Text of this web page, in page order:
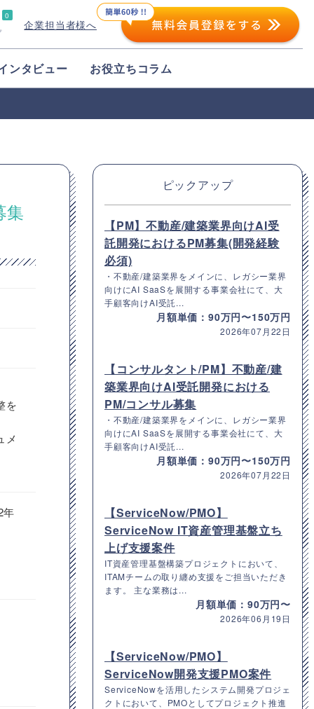
0
企業担当者様へ
ンタビュー お役立ちコラム
集
を
メ
年
ピックアップ
【PM】不動産/建築業界向けAI受
託開発におけるPM募集(開発経験
必須)
・不動産/建築業界をメインに、レガシー業界
向けにAI SaaSを展開する事業会社にて、大
手顧客向けAI受託...
月額単価：90万円〜150万円
2026年07月22日
【コンサルタント/PM】不動産/建
築業界向けAI受託開発における
PM/コンサル募集
・不動産/建築業界をメインに、レガシー業界
向けにAI SaaSを展開する事業会社にて、大
手顧客向けAI受託...
月額単価：90万円〜150万円
2026年07月22日
【ServiceNow/PMO】
ServiceNow IT資産管理基盤立ち
上げ支援案件
IT資産管理基盤構築プロジェクトにおいて、
ITAMチームの取り纏め支援をご担当いただき
ます。 主な業務は...
月額単価：90万円〜
2026年06月19日
【ServiceNow/PMO】
ServiceNow開発支援PMO案件
ServiceNowを活用したシステム開発プロジェ
クトにおいて、PMOとしてプロジェクト推進